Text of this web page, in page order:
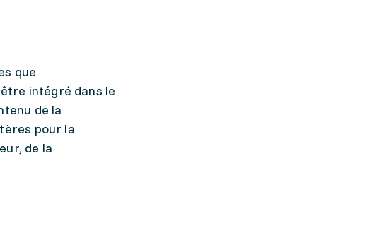
que
intégré dans le
de la
pour la
de la